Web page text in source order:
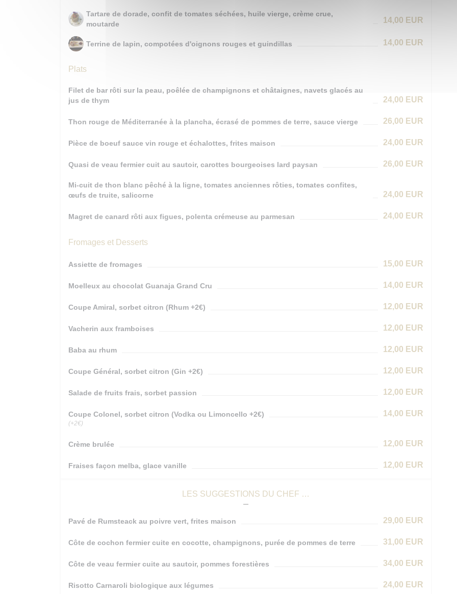
Tartare de dorade, confit de tomates séchées, huile vierge, crème crue,
moutarde
14,00 EUR
Terrine de lapin, compotées d'oignons rouges et guindillas 14,00 EUR
Plats
Filet de bar rôti sur la peau, poêlée de champignons et châtaignes, navets glacés au
jus de thym
24,00 EUR
Thon rouge de Méditerranée à la plancha, écrasé de pommes de terre, sauce vierge 26,00 EUR
Pièce de boeuf sauce vin rouge et échalottes, frites maison 24,00 EUR
Quasi de veau fermier cuit au sautoir, carottes bourgeoises lard paysan 26,00 EUR
Mi-cuit de thon blanc pêché à la ligne, tomates anciennes rôties, tomates confites,
œufs de truite, salicorne
24,00 EUR
Magret de canard rôti aux figues, polenta crémeuse au parmesan 24,00 EUR
Fromages et Desserts
Assiette de fromages 15,00 EUR
Moelleux au chocolat Guanaja Grand Cru 14,00 EUR
Coupe Amiral, sorbet citron (Rhum +2€) 12,00 EUR
Vacherin aux framboises 12,00 EUR
Baba au rhum 12,00 EUR
Coupe Général, sorbet citron (Gin +2€) 12,00 EUR
Salade de fruits frais, sorbet passion 12,00 EUR
Coupe Colonel, sorbet citron (Vodka ou Limoncello +2€) 14,00 EUR
(+2€)
Crème brulée 12,00 EUR
Fraises façon melba, glace vanille 12,00 EUR
LES SUGGESTIONS DU CHEF …
Pavé de Rumsteack au poivre vert, frites maison 29,00 EUR
Côte de cochon fermier cuite en cocotte, champignons, purée de pommes de terre 31,00 EUR
Côte de veau fermier cuite au sautoir, pommes forestières 34,00 EUR
Risotto Carnaroli biologique aux légumes 24,00 EUR